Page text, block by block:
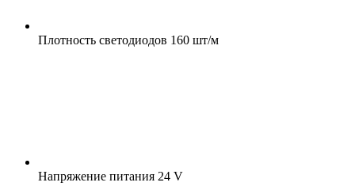
Плотность светодиодов 160 шт/м
Напряжение питания 24 V